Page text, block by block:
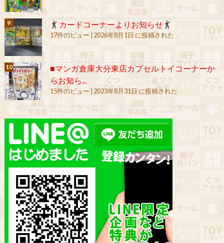
カードコーナーよりお知らせ
17件のビュー |2026年8月1日 に投稿された
■マンガ倉庫大分東店カプセルトイコーナーか
らお知ら...
15件のビュー 2023年8月31日 に投稿された